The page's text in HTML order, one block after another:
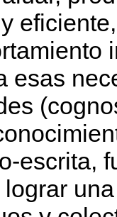
esas
escrita,